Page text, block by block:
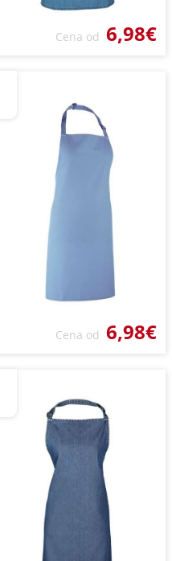
Cena od 6,98€
Cena od 6,98€